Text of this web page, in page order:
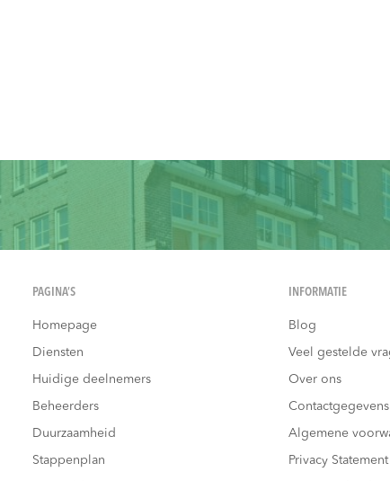
PAGINA’S
Homepage
Diensten
Huidige deelnemers
Beheerders
Duurzaamheid
Stappenplan
INFORMATIE
Blog
Veel gestelde
Over ons
Contactgegevens
Algemene
Privacy Statement